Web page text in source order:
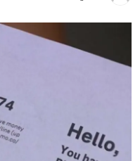
مال وأعمال
منوعات